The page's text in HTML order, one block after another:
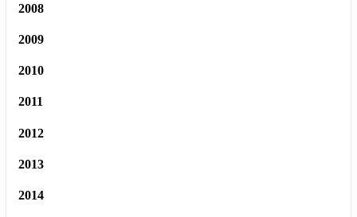
2008
2009
2010
2011
2012
2013
2014